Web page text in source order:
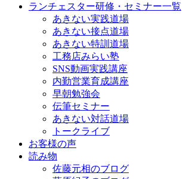
ランチェスター研修・セミナー一覧
あきない実践道場
あきない接点道場
あきない特訓道場
工務店みらい塾
SNS動画実践講座
内勤営業育成講座
早朝勉強会
伝筆セミナー
あきない対話道場
トークライブ
お客様の声
読み物
佐藤元相のブログ